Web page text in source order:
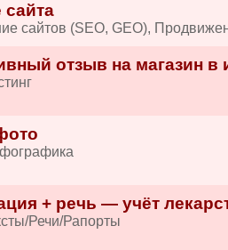
сайтов (SEO, GEO),
отзыв на магазин в
+ речь — учёт
Речи/Рапорты